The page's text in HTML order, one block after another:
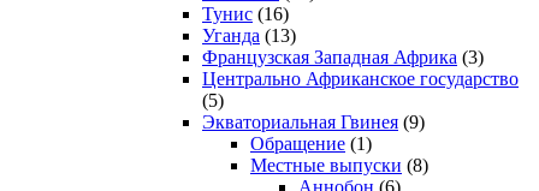
Тунис (16)
Уганда (13)
Французская Западная Африка (3)
Центрально Африканское государство
(5)
Экваториальная Гвинея (9)
Обращение (1)
Местные выпуски (8)
Аннобон (6)